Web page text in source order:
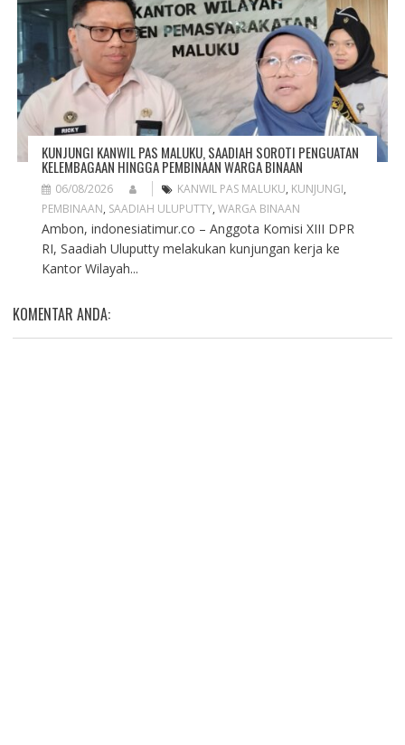
KUNJUNGI KANWIL PAS MALUKU, SAADIAH SOROTI PENGUATAN
KELEMBAGAAN HINGGA PEMBINAAN WARGA BINAAN
06/08/2026 KANWIL PAS MALUKU, KUNJUNGI,
PEMBINAAN, SAADIAH ULUPUTTY, WARGA BINAAN
Ambon, indonesiatimur.co – Anggota Komisi XIII DPR
RI, Saadiah Uluputty melakukan kunjungan kerja ke
Kantor Wilayah...
KOMENTAR ANDA: